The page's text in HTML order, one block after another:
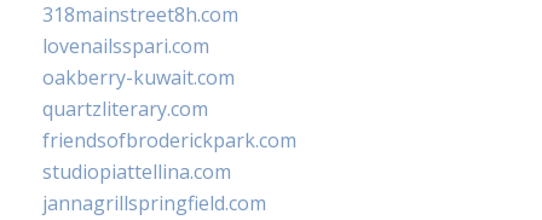
318mainstreet8h.com
lovenailsspari.com
oakberry-kuwait.com
quartzliterary.com
friendsofbroderickpark.com
studiopiattellina.com
jannagrillspringfield.com